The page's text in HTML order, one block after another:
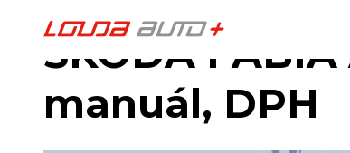
ŠKODA
manuál, DPH